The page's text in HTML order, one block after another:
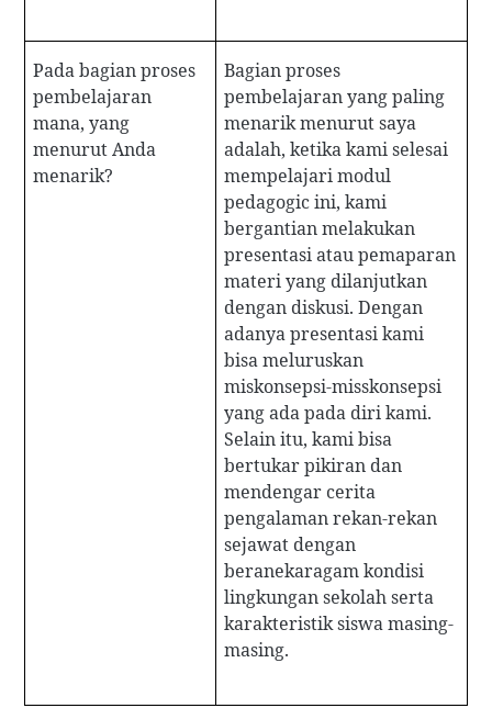
Pada bagian proses
pembelajaran
mana, yang
menurut Anda
menarik?
Bagian proses
pembelajaran yang paling
menarik menurut saya
adalah, ketika kami selesai
mempelajari modul
pedagogic ini, kami
bergantian melakukan
presentasi atau pemaparan
materi yang dilanjutkan
dengan diskusi. Dengan
adanya presentasi kami
bisa meluruskan
miskonsepsi-misskonsepsi
yang ada pada diri kami.
Selain itu, kami bisa
bertukar pikiran dan
mendengar cerita
pengalaman rekan-rekan
sejawat dengan
beranekaragam kondisi
lingkungan sekolah serta
karakteristik siswa masing-
masing.